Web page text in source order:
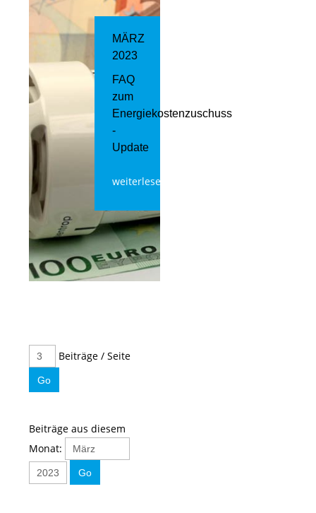
MÄRZ
2023
FAQ
zum
Energiekostenzuschuss
-
Update
weiterlesen
Beiträge / Seite
Beiträge aus diesem
Monat: